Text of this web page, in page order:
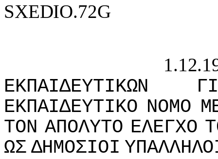
SXEDIO.72G
ΕΚΠΑIΔΕΥΤIΚΩΝ
ΕΚΠΑIΔΕΥΤIΚΟ ΝΟΜΟ
ΤΟΝ ΑΠΟΛΥΤΟ ΕΛΕΓΧΟ
ΩΣ ΔΗΜΟΣIΟI